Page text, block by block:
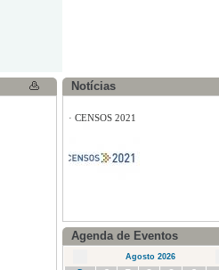
Notícias
· CENSOS 2021
·Alteração ao emissor da TDT
Workshop de Costura- Semana
Cultural da Calheta
Agenda de Eventos
Agosto 2026